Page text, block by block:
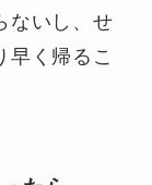
ないし、せ
早く帰るこ